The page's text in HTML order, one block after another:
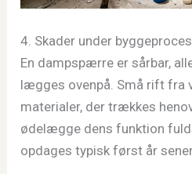
4. Skader under
En dampspærre er sårbar,
lægges ovenpå. Små rift
materialer, der trækkes
ødelægge dens funktion
opdages typisk først år